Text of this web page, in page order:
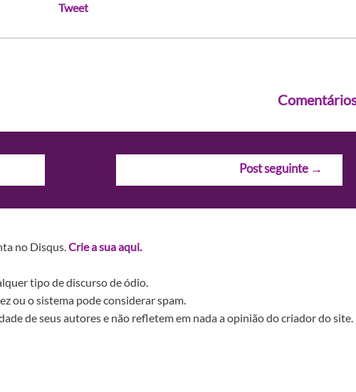
Tweet
Post seguinte →
no Disqus.Crie a sua aqui.
tipo de discurso de ódio.
ou o sistema pode considerar spam.
de seus autores e não refletem em nada a opinião do criador do site.